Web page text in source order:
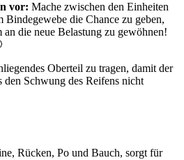
vor: Mache zwischen den Einheiten
Bindegewebe die Chance zu geben,
an die neue Belastung zu gewöhnen!
Oberteil zu tragen, damit der
den Schwung des Reifens nicht
Rücken, Po und Bauch, sorgt für